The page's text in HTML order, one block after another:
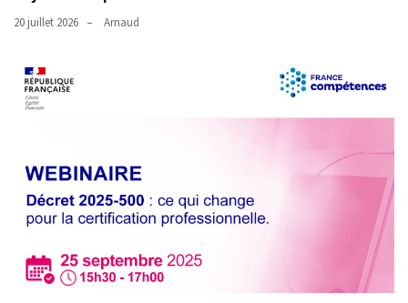
20 juillet 2026 Arnaud